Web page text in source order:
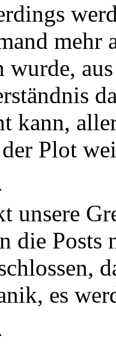
wurde,
kann,
der Plot
unsere
die
es